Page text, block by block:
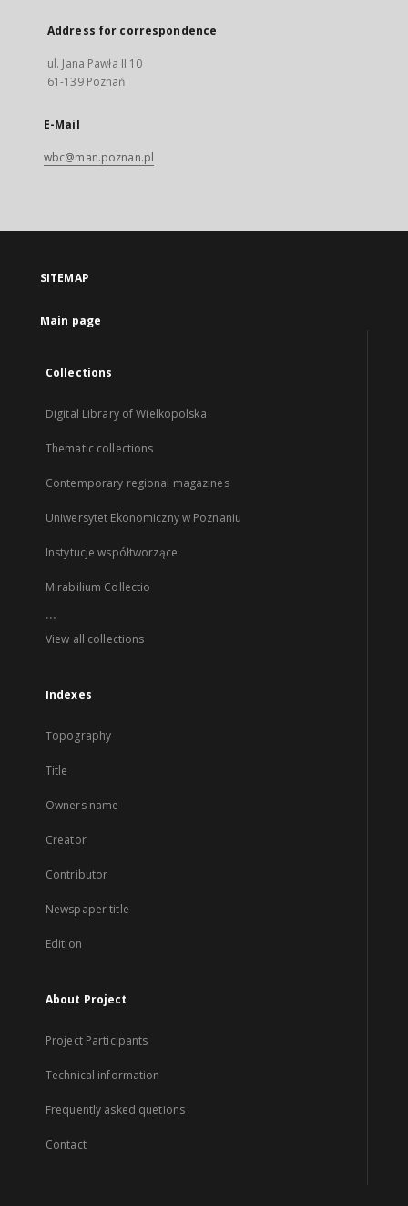
Address for correspondence
ul. Jana Pawła II 10
61-139 Poznań
E-Mail
wbc@man.poznan.pl
SITEMAP
Main page
Collections
Digital Library of Wielkopolska
Thematic collections
Contemporary regional magazines
Uniwersytet Ekonomiczny w Poznaniu
Instytucje współtworzące
Mirabilium Collectio
...
View all collections
Indexes
Topography
Title
Owners name
Creator
Contributor
Newspaper title
Edition
About Project
Project Participants
Technical information
Frequently asked quetions
Contact